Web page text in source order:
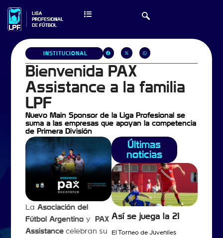
INSTITUCIONAL
Bienvenida PAX
Assistance a la familia
LPF
Nuevo Main Sponsor de la Liga Profesional se
suma a las empresas que apoyan la competencia
de Primera División
La Asociación del
Fútbol Argentino y
PAX
Assistancecelebran su
Últimas
noticias
Así se juega la 21
El Torneo de Juveniles